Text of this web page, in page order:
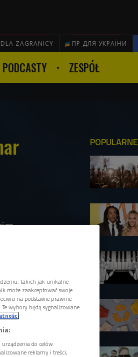
DLA ZAGRANICY ПР ДЛЯ УКРАЇНИ

PODCASTY ZESPÓŁ
POPULARNE
takich jak unikalne
może zaakceptować swoje
na podstawie prawnie
wybory będą sygnalizowane
do celów
reklamy i treści,